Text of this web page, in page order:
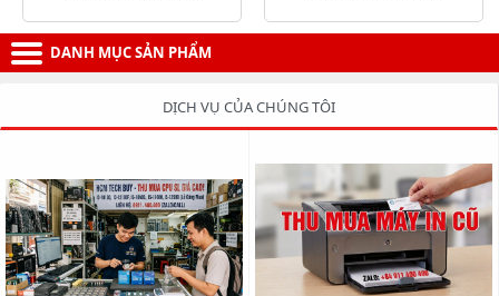
DANH MỤC SẢN PHẨM
DỊCH VỤ CỦA CHÚNG TÔI